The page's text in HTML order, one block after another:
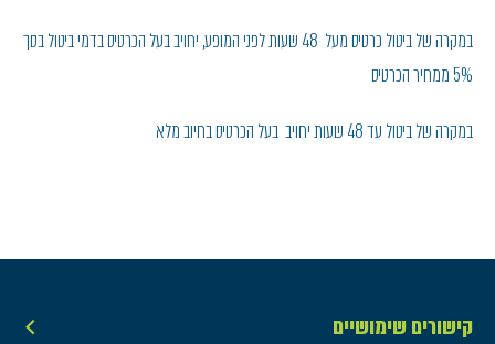
במקרה של ביטול כרטיס מעל 48 שעות לפני המופע, יחויב בעל הכרטיס בדמי ביטול בסך
5% ממחיר הכרטיס
במקרה של ביטול עד 48 שעות יחויב בעל הכרטיס בחיוב מלא
קישורים שימושיים